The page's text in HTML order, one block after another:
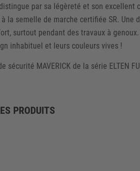
par sa légèreté et son
la semelle de marche certifiée SR.
surtout pendant des travaux à
inhabituel et leurs couleurs vives !
sécurité MAVERICK de la série ELTEN
PRODUITS